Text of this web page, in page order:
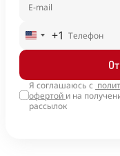
United
States
+1
Я соглашаюсь с
офертой и на
рассылок